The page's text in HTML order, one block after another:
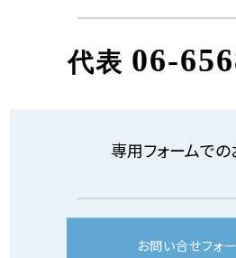
代表 06-
専用フォームで
お問い合せフォ